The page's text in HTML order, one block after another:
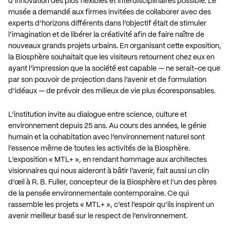
musée a demandé aux firmes invitées de collaborer avec des
experts d’horizons différents dans l’objectif était de stimuler
l’imagination et de libérer la créativité afin de faire naître de
nouveaux grands projets urbains. En organisant cette exposition,
la Biosphère souhaitait que les visiteurs retournent chez eux en
ayant l’impression que la société est capable — ne serait-ce que
par son pouvoir de projection dans l’avenir et de formulation
d’idéaux — de prévoir des milieux de vie plus écoresponsables.
L’institution invite au dialogue entre science, culture et
environnement depuis 25 ans. Au cours des années, le génie
humain et la cohabitation avec l’environnement naturel sont
l’essence même de toutes les activités de la Biosphère.
L’exposition « MTL+ », en rendant hommage aux architectes
visionnaires qui nous aideront à bâtir l’avenir, fait aussi un clin
d’œil à R. B. Fuller, concepteur de la Biosphère et l’un des pères
de la pensée environnementale contemporaine. Ce qui
rassemble les projets « MTL+ », c’est l’espoir qu’ils inspirent un
avenir meilleur basé sur le respect de l’environnement.